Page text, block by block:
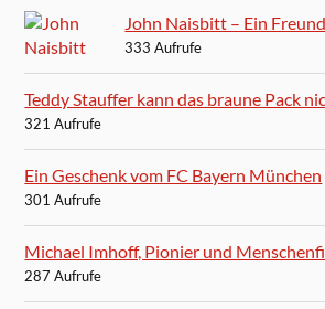
John Naisbitt – Ein
333 Aufrufe
Teddy Stauffer kann das braune Pack
321 Aufrufe
Ein Geschenk vom FC Bayern München
301 Aufrufe
Michael Imhoff, Pionier und
287 Aufrufe